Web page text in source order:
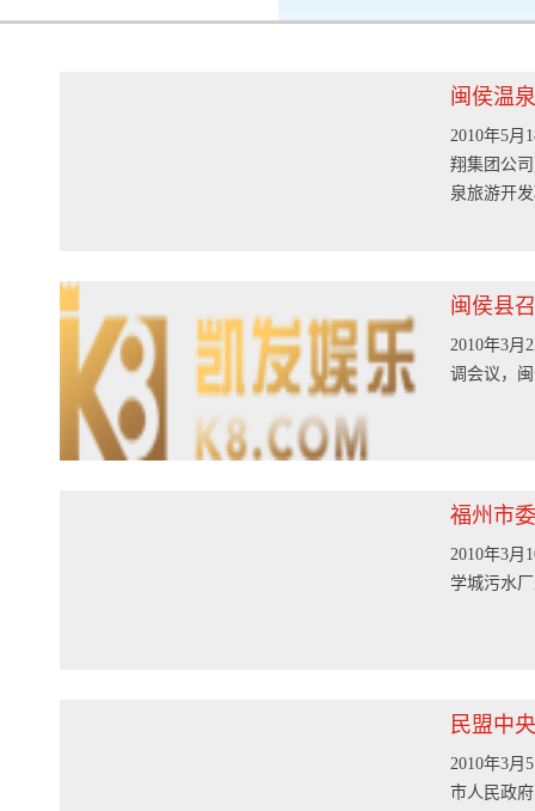
闽侯温
2010年5月
翔集团公
泉旅游开
闽侯县
2010年3月
调会议，
福州市
2010年3月
学城污水
民盟中
工程建
2010年3月
市人民政